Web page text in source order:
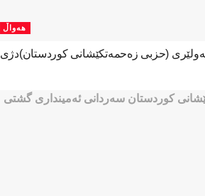
هەواڵ
هەولێری (حزبی زەحمەتکێشانی کوردستان)دژی